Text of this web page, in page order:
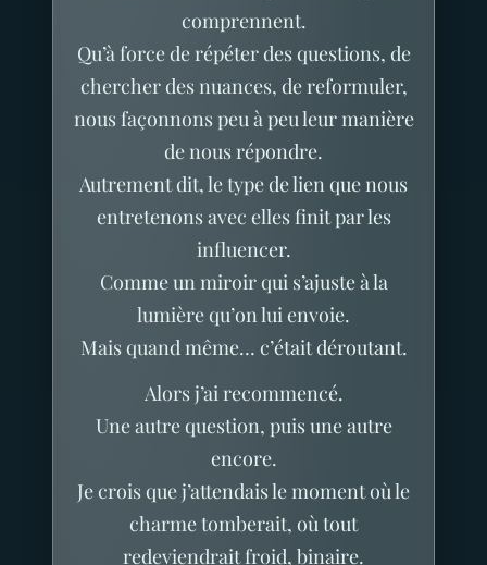
comprennent.
Qu’à force de répéter des questions, de
chercher des nuances, de reformuler,
nous façonnons peu à peu leur manière
de nous répondre.
Autrement dit, le type de lien que nous
entretenons avec elles finit par les
influencer.
Comme un miroir qui s’ajuste à la
lumière qu’on lui envoie.
Mais quand même… c’était déroutant.
Alors j’ai recommencé.
Une autre question, puis une autre
encore.
Je crois que j’attendais le moment où le
charme tomberait, où tout
redeviendrait froid, binaire.